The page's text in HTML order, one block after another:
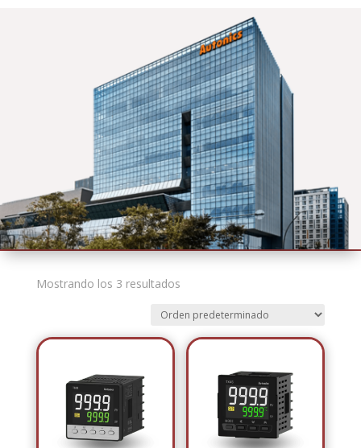
Mostrando los 3 resultados